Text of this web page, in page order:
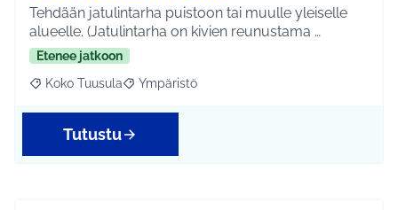
Tehdään jatulintarha puistoon tai muulle yleiselle
alueelle. (Jatulintarha on kivien reunustama …
Etenee jatkoon
Rajaa tulokset aihepiirin mukaan: Koko Tuusula
Koko Tuusula Rajaa tulokset teeman mukaan: Ympäristö
Ympäristö
Tutustu